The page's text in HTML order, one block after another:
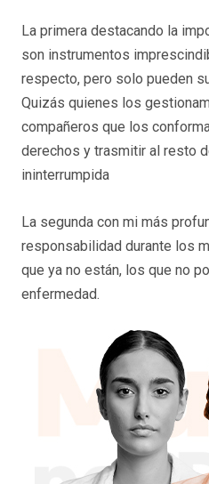
La primera destacando la
son instrumentos
respecto, pero solo pueden
Quizás quienes los
compañeros que los
derechos y trasmitir al resto
ininterrumpida
La segunda con mi más
responsabilidad durante los
que ya no están, los que no
enfermedad.